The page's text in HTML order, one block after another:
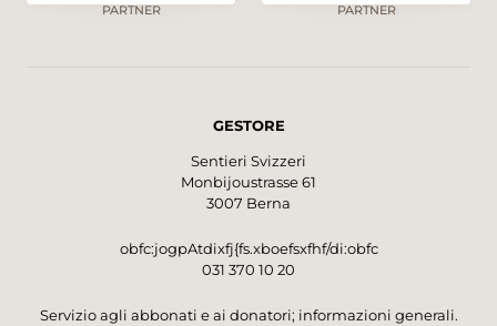
PARTNER PARTNER
GESTORE
Sentieri Svizzeri
Monbijoustrasse 61
3007 Berna
obfc:jogpAtdixfj{fs.xboefsxfhf/di:obfc
031 370 10 20
Servizio agli abbonati e ai donatori; informazioni generali.